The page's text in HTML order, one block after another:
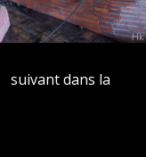
suivant dans la